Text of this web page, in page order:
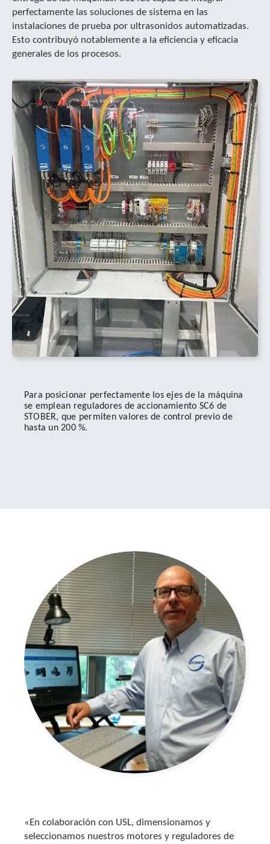
perfectamente las soluciones de sistema en las
instalaciones de prueba por ultrasonidos automatizadas.
Esto contribuyó notablemente a la eficiencia y eficacia
generales de los procesos.
Para posicionar perfectamente los ejes de la máquina
se emplean reguladores de accionamiento SC6 de
STOBER, que permiten valores de control previo de
hasta un 200 %.
«En colaboración con USL, dimensionamos y
seleccionamos nuestros motores y reguladores de